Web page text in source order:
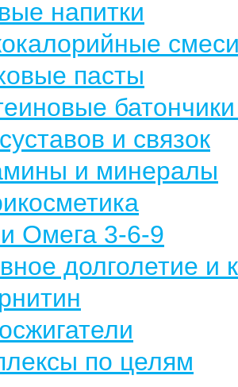
напитки
пасты
и связок
и минералы
Омега 3-6-9
долголетие и
по целям